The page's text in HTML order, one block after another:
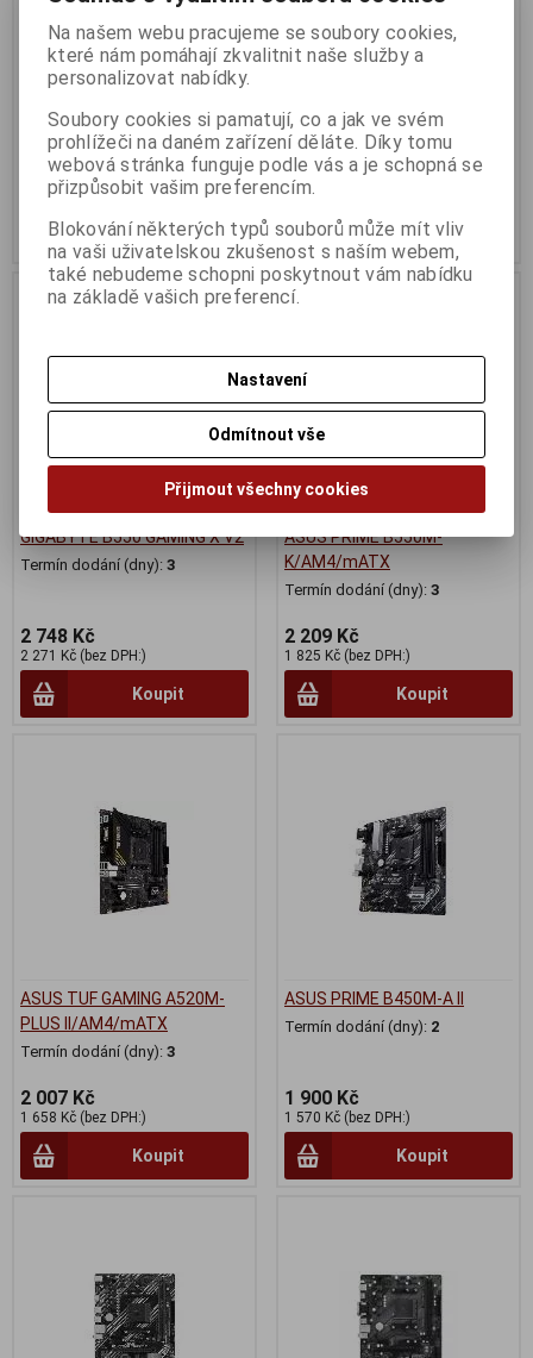
Termín dodání (dny):3
1 996 Kč
1 649 Kč (bez DPH:)
Koupit
Termín dodání (dny):3
1 578 Kč
1 304 Kč (bez DPH:)
Koupit
GIGABYTE B550 GAMING X V2
Termín dodání (dny): 3
2 748 Kč
2 271 Kč (bez DPH:)
Koupit
ASUS PRIME B550M-
K/AM4/mATX
Termín dodání (dny): 3
2 209 Kč
1 825 Kč (bez DPH:)
Koupit
ASUS TUF GAMING A520M-
PLUS II/AM4/mATX
Termín dodání (dny): 3
2 007 Kč
1 658 Kč (bez DPH:)
Koupit
ASUS PRIME B450M-A II
Termín dodání (dny): 2
1 900 Kč
1 570 Kč (bez DPH:)
Koupit
Na našem webu pracujeme se soubory cookies,
které nám pomáhají zkvalitnit naše služby a
personalizovat nabídky.
Soubory cookies si pamatují, co a jak ve svém
prohlížeči na daném zařízení děláte. Díky tomu
webová stránka funguje podle vás a je schopná se
přizpůsobit vašim preferencím.
Blokování některých typů souborů může mít vliv
na vaši uživatelskou zkušenost s naším webem,
také nebudeme schopni poskytnout vám nabídku
na základě vašich preferencí.
Nastavení
Odmítnout vše
Přijmout všechny cookies